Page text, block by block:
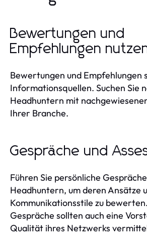
Bewertungen und
Empfehlungen
Bewertungen und Empfehlungen
Informationsquellen. Suchen Sie
Headhuntern mit
Ihrer Branche.
Gespräche und
Führen Sie persönliche
Headhuntern, um deren Ansätze
Kommunikationsstile zu
Gespräche sollten auch eine
Qualität ihres Netzwerks